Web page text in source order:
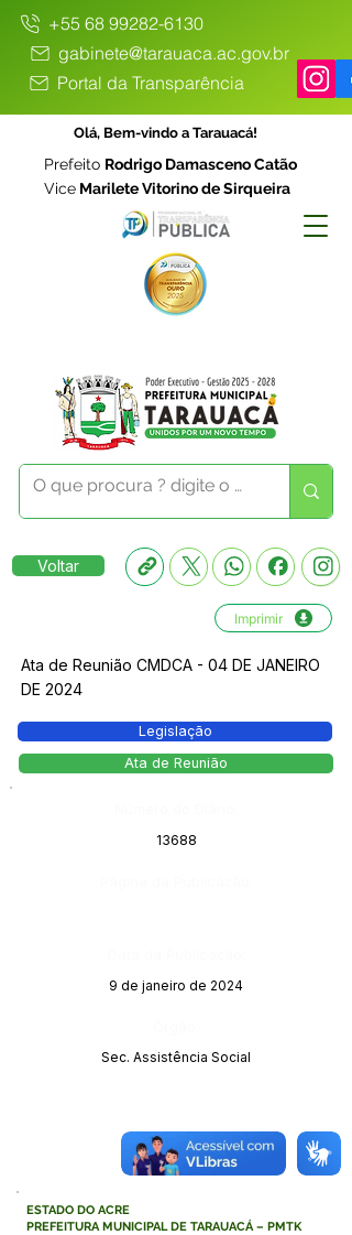
+55 68 99282-6130
gabinete@tarauaca.ac.gov.br
Portal da Transparência
Olá, Bem-vindo a Tarauacá!
Prefeito Rodrigo Damasceno Catão
Vice Marilete Vitorino de Sirqueira
Voltar
Imprimir
Ata de Reunião CMDCA - 04 DE JANEIRO
DE 2024
Legislação
Ata de Reunião
13688
9 de janeiro de 2024
Sec. Assistência Social
ESTADO DO ACRE
PREFEITURA MUNICIPAL DE TARAUACÁ – PMTK